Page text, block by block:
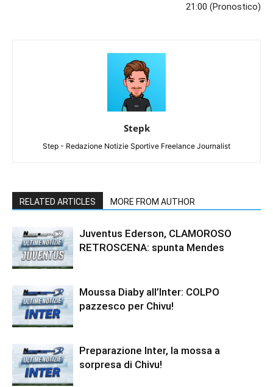
21:00 (Pronostico)
Stepk
Step - Redazione Notizie Sportive Freelance Journalist
RELATED ARTICLES MORE FROM AUTHOR
Juventus Ederson, CLAMOROSO
RETROSCENA: spunta Mendes
Moussa Diaby all’Inter: COLPO
pazzesco per Chivu!
Preparazione Inter, la mossa a
sorpresa di Chivu!